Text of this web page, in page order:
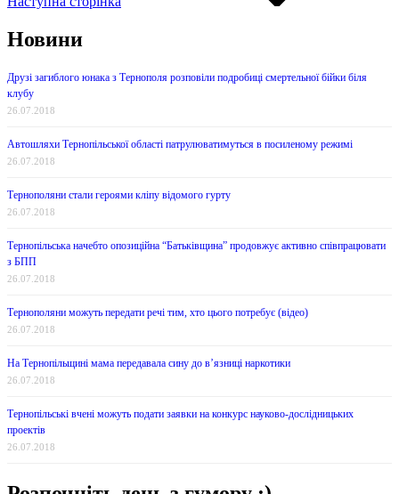
Новини
Друзі загиблого юнака з Тернополя розповіли подробиці смертельної бійки біля
клубу
26.07.2018
Автошляхи Тернопільської області патрулюватимуться в посиленому режимі
26.07.2018
Тернополяни стали героями кліпу відомого гурту
26.07.2018
Тернопільська начебто опозиційна “Батьківщина” продовжує активно співпрацювати
з БПП
26.07.2018
Тернополяни можуть передати речі тим, хто цього потребує (відео)
26.07.2018
На Тернопільщині мама передавала сину до в’язниці наркотики
26.07.2018
Тернопільські вчені можуть подати заявки на конкурс науково-дослідницьких
проектів
26.07.2018